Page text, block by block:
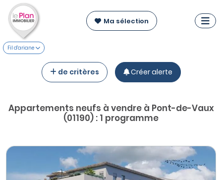
Ma sélection
Fil d'ariane
de critères Créer alerte
Appartements neufs à vendre à Pont-de-Vaux
(01190) : 1 programme